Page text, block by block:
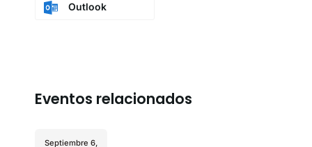
Outlook
Eventos relacionados
Septiembre 6,